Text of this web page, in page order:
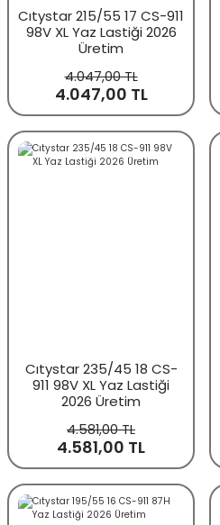
Cıtystar 215/55 17 CS-911
98V XL Yaz Lastiği 2026
Üretim
4.047,00 TL
4.047,00 TL
Cıtystar 235/45 18 CS-
911 98V XL Yaz Lastiği
2026 Üretim
4.581,00 TL
4.581,00 TL